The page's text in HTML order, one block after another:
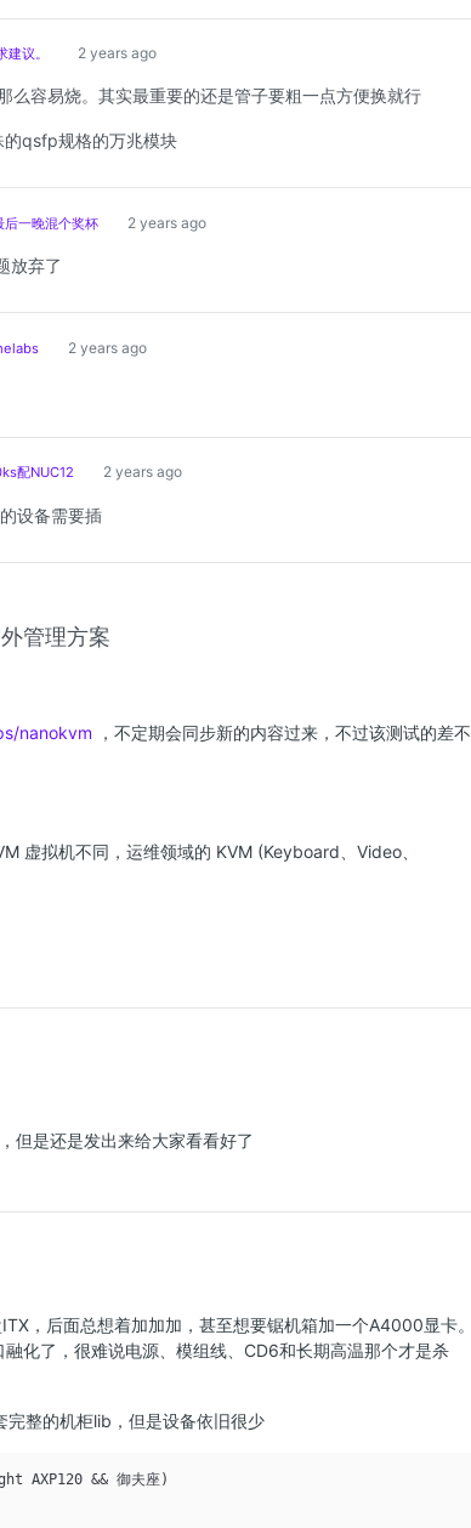
议。 2 years ago
么容易烧。其实最重要的还是管子要粗一点方便换就行
qsfp规格的万兆模块
一晚混个奖杯 2 years ago
放弃了
2 years ago
配NUC12 2 years ago
设备需要插
管理方案
nanokvm ，不定期会同步新的内容过来，不过该测试的差不
虚拟机不同，运维领域的 KVM (Keyboard、Video、
但是还是发出来给大家看看好了
，后面总想着加加加，甚至想要锯机箱加一个A4000显卡。
化了，很难说电源、模组线、CD6和长期高温那个才是杀
完整的机柜lib，但是设备依旧很少
AXP120 && 御夫座)